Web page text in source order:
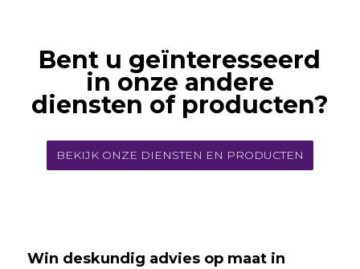
Bent u geïnteresseerd
in onze andere
diensten of producten?
BEKIJK ONZE DIENSTEN EN PRODUCTEN
Win deskundig advies op maat in